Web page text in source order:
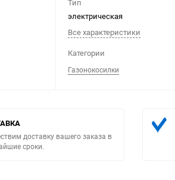
Тип
электрическая
Все характеристики
Категории
Газонокосилки
доставку вашего заказа в
сроки.